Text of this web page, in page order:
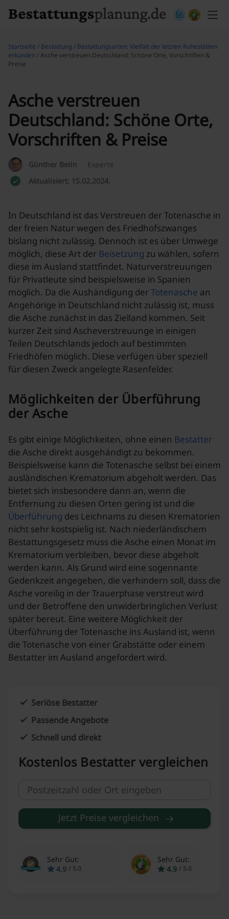
Startseite / Bestattung / Bestattungsarten: Vielfalt der letzten Ruhestätten
erkunden / Asche verstreuen Deutschland: Schöne Orte, Vorschriften &
Preise
Asche verstreuen
Deutschland: Schöne Orte,
Vorschriften & Preise
Günther Betin
Experte
Aktualisiert: 15.02.2024.
In Deutschland ist das Verstreuen der Totenasche in
der freien Natur wegen des Friedhofszwanges
bislang nicht zulässig. Dennoch ist es über Umwege
möglich, diese Art der Beisetzung zu wählen, sofern
diese im Ausland stattfindet. Naturverstreuungen
für Privatleute sind beispielsweise in Spanien
möglich. Da die Aushändigung derTotenasche an
Angehörige in Deutschland nicht zulässig ist, muss
die Asche zunächst in das Zielland kommen. Seit
kurzer Zeit sind Ascheverstreuunge in einigen
Teilen Deutschlands jedoch auf bestimmten
Friedhöfen möglich. Diese verfügen über speziell
für diesen Zweck angelegte Rasenfelder.
Möglichkeiten der Überführung
der Asche
Es gibt einige Möglichkeiten, ohne einen Bestatter
die Asche direkt ausgehändigt zu bekommen.
Beispielsweise kann die Totenasche selbst bei einem
ausländischen Krematorium abgeholt werden. Das
bietet sich insbesondere dann an, wenn die
Entfernung zu diesen Orten gering ist und die
Überführung des Leichnams zu diesen Krematorien
nicht sehr kostspielig ist. Nach niederländischem
Bestattungsgesetz muss die Asche einen Monat im
Krematorium verbleiben, bevor diese abgeholt
werden kann. Als Grund wird eine sogennante
Gedenkzeit angegeben, die verhindern soll, dass die
Asche voreilig in der Trauerphase verstreut wird
und der Betroffene den unwiderbringlichen Verlust
später bereut. Eine weitere Möglichkeit der
Überführung der Totenasche ins Ausland ist, wenn
die Totenasche von einer Grabstätte oder einem
Bestatter im Ausland angefordert wird.
Seriöse Bestatter
Passende Angebote
Schnell und direkt
Kostenlos Bestatter vergleichen
Jetzt Preise vergleichen
Sehr Gut:
4.9 / 5.0
Sehr Gut:
4.9 / 5.0